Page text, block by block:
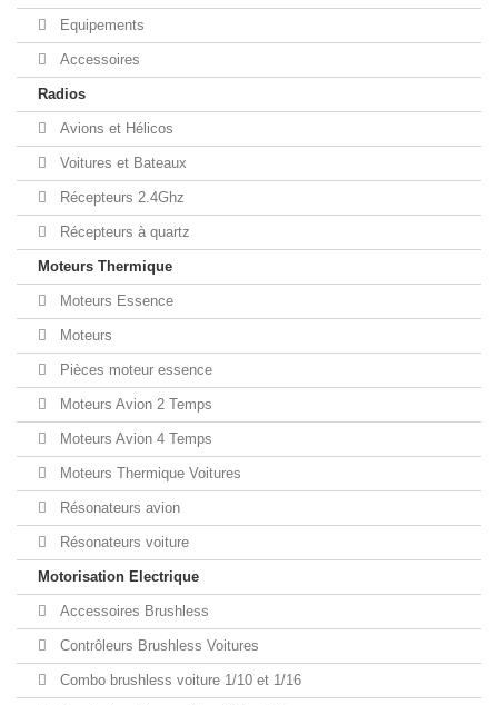
Equipements
Accessoires
Radios
Avions et Hélicos
Voitures et Bateaux
Récepteurs 2.4Ghz
Récepteurs à quartz
Moteurs Thermique
Moteurs Essence
Moteurs
Pièces moteur essence
Moteurs Avion 2 Temps
Moteurs Avion 4 Temps
Moteurs Thermique Voitures
Résonateurs avion
Résonateurs voiture
Motorisation Electrique
Accessoires Brushless
Contrôleurs Brushless Voitures
Combo brushless voiture 1/10 et 1/16